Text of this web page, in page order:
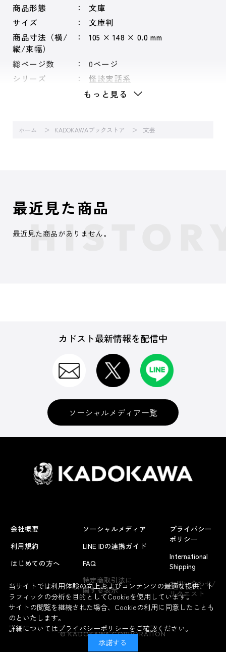
商品形態
文庫
サイズ
文庫判
商品寸法（横/
縦/束幅）
105 × 148 × 0.0 mm
総ページ数
0ページ
シリーズ
怪談実話系
もっと見る
ホーム KADOKAWAブックストア 文芸
よくあるお問い合わせ
最近見た商品
最近見た商品がありません。
カドスト最新情報を配信中
ソーシャルメディア一覧
会社概要
利用規約
はじめての方へ
ソーシャルメディア
LINE IDの連携ガイド
FAQ
特定商取引法に
関する表示
プライバシー
ポリシー
International
Shipping
お問い合わせ/
リクエスト
© KADOKAWA CORPORATION
当サイトでは利用体験の向上およびコンテンツの最適な提供、ト
ラフィックの分析を目的としてCookieを使用しています。
サイトの閲覧を継続された場合、Cookieの利用に同意したことも
のといたします。
詳細についてはプライバシーポリシーをご確認ください。
承諾する